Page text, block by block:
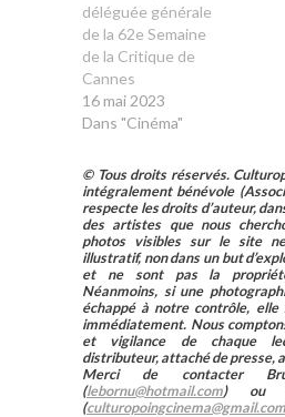
déléguée générale
de la 62e Semaine
de la Critique de
Cannes
16 mai 2023
Dans "Cinéma"
© Tous droits réservés.
intégralement bénévole
respecte les droits d’auteur,
des artistes que nous
photos visibles sur le site
illustratif, non dans un but
et ne sont pas la
Néanmoins, si une
échappé à notre contrôle,
immédiatement. Nous
et vigilance de chaque
distributeur, attaché de presse,
Merci de contacter
(lebornu@hotmail.com) ou
(culturopoingcinema@gmail.com